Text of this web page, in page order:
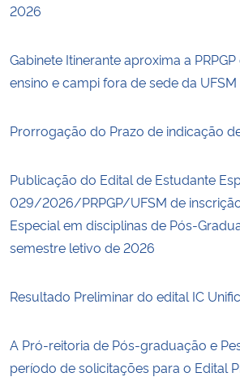
2026
Gabinete Itinerante aproxima a
ensino e campi fora de sede da UFSM
Prorrogação do Prazo de indicação
Publicação do Edital de Estudante
029/2026/PRPGP/UFSM de
Especial em disciplinas de Pós-
semestre letivo de 2026
Resultado Preliminar do edital IC
A Pró-reitoria de Pós-graduação e
período de solicitações para o Edital